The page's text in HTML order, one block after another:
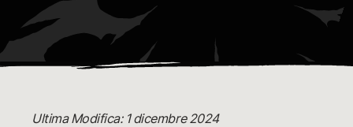
Ultima Modifica: 1 dicembre 2024